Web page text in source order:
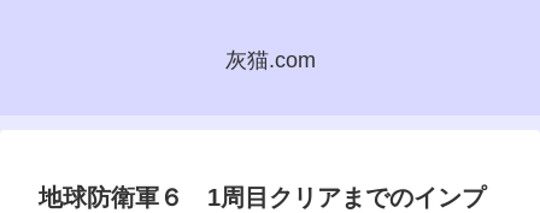
灰猫.com
地球防衛軍６ 1周目クリアまでのインプ